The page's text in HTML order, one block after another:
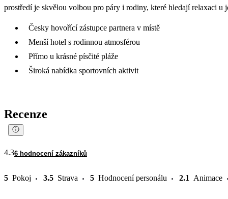
prostředí je skvělou volbou pro páry i rodiny, které hledají relaxaci u
Česky hovořící zástupce partnera v místě
Menší hotel s rodinnou atmosférou
Přímo u krásné písčité pláže
Široká nabídka sportovních aktivit
Recenze
4.36 hodnocení zákazníků
5 Pokoj 3.5 Strava 5 Hodnocení personálu 2.1 Animace